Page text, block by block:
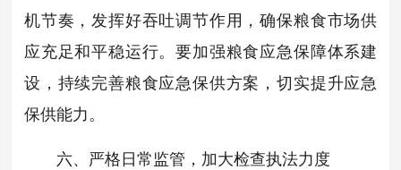
机节奏，发挥好吞吐调节作用，确保粮食市场供
应充足和平稳运行。要加强粮食应急保障体系建
设，持续完善粮食应急保供方案，切实提升应急
保供能力。
六、严格日常监管，加大检查执法力度